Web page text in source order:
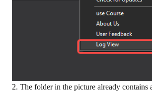
2. The folder in the picture already contains